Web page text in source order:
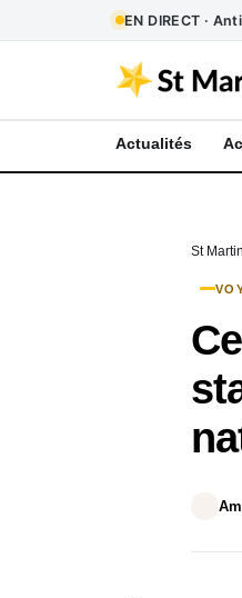
EN DIRECT ·
Actualités
St